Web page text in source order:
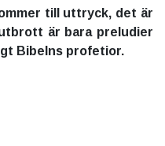
till uttryck, det är
är bara preludier
Bibelns profetior.